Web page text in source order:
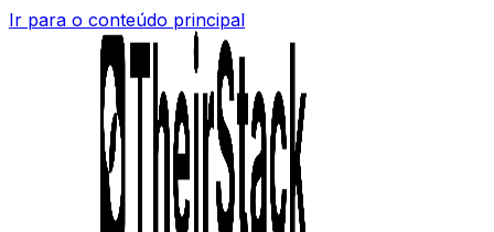
Ir para o conteúdo principal